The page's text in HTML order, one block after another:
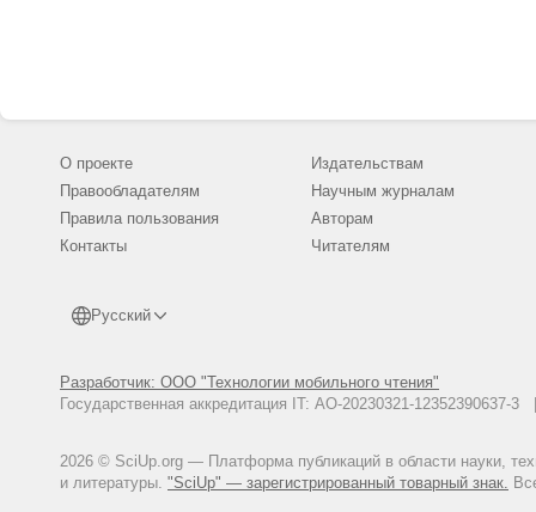
Wiebe, I.I. Brennverlauf und
О проекте
Правообладателям
Правила пользования
Контакты
Русский
Разработчик: ООО "Технологии мобильного чтения"
Государственная аккредитация IT: АО-20230321-
2026 © SciUp.org — Платформа публикаций в области науки,
и литературы. "SciUp" — зарегистрированный товарный знак.
Издательствам
Научным журналам
Авторам
Читателям